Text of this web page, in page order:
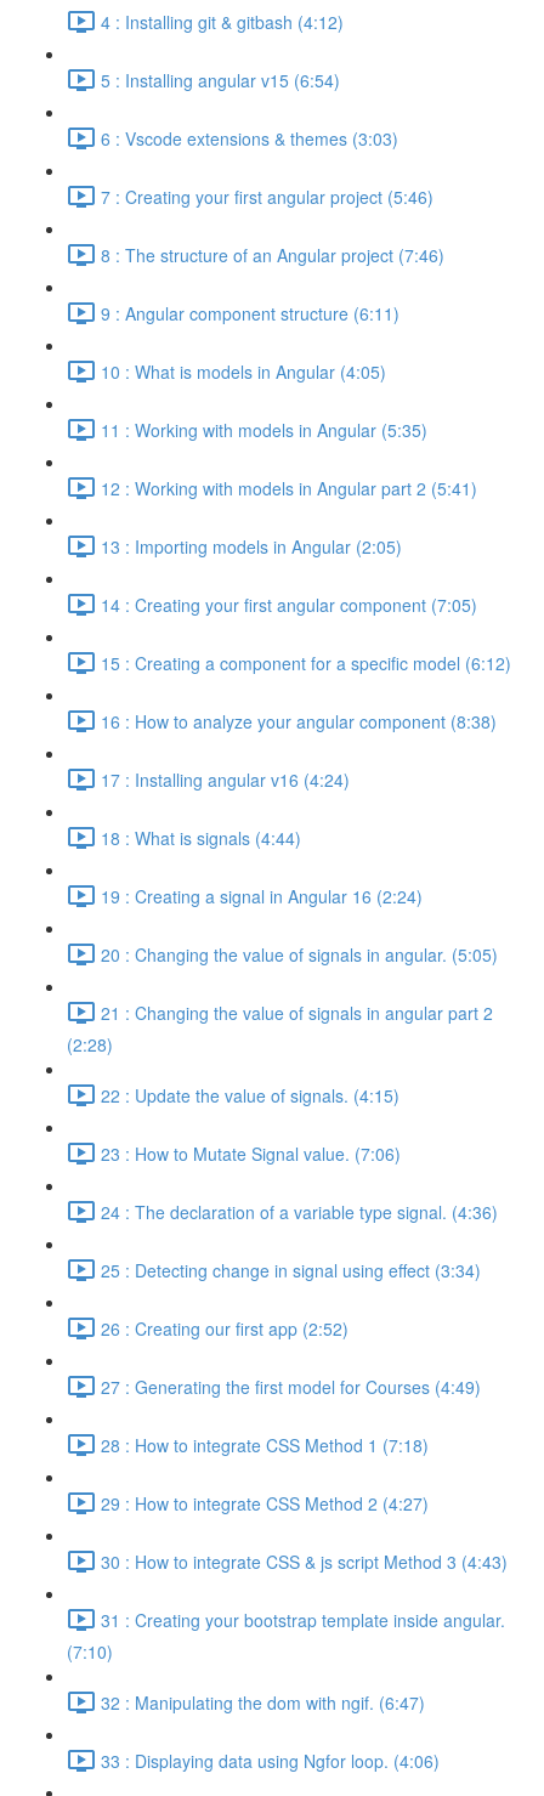
4 : Installing git & gitbash (4:12)
5 : Installing angular v15 (6:54)
6 : Vscode extensions & themes (3:03)
7 : Creating your first angular project (5:46)
8 : The structure of an Angular project (7:46)
9 : Angular component structure (6:11)
10 : What is models in Angular (4:05)
11 : Working with models in Angular (5:35)
12 : Working with models in Angular part 2 (5:41)
13 : Importing models in Angular (2:05)
14 : Creating your first angular component (7:05)
15 : Creating a component for a specific model (6:12)
16 : How to analyze your angular component (8:38)
17 : Installing angular v16 (4:24)
18 : What is signals (4:44)
19 : Creating a signal in Angular 16 (2:24)
20 : Changing the value of signals in angular. (5:05)
21 : Changing the value of signals in angular part 2
(2:28)
22 : Update the value of signals. (4:15)
23 : How to Mutate Signal value. (7:06)
24 : The declaration of a variable type signal. (4:36)
25 : Detecting change in signal using effect (3:34)
26 : Creating our first app (2:52)
27 : Generating the first model for Courses (4:49)
28 : How to integrate CSS Method 1 (7:18)
29 : How to integrate CSS Method 2 (4:27)
30 : How to integrate CSS & js script Method 3 (4:43)
31 : Creating your bootstrap template inside angular.
(7:10)
32 : Manipulating the dom with ngif. (6:47)
33 : Displaying data using Ngfor loop. (4:06)